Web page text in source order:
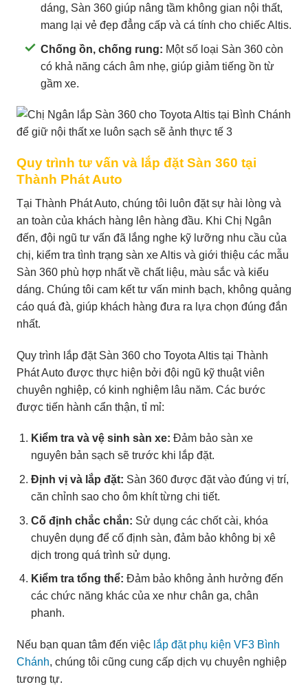
dáng, Sàn 360 giúp nâng tầm không gian nội thất,
mang lại vẻ đẹp đẳng cấp và cá tính cho chiếc Altis.
Chống ồn, chống rung: Một số loại Sàn 360 còn
có khả năng cách âm nhẹ, giúp giảm tiếng ồn từ
gầm xe.
Quy trình tư vấn và lắp đặt Sàn 360 tại
Thành Phát Auto
Tại Thành Phát Auto, chúng tôi luôn đặt sự hài lòng và
an toàn của khách hàng lên hàng đầu. Khi Chị Ngân
đến, đội ngũ tư vấn đã lắng nghe kỹ lưỡng nhu cầu của
chị, kiểm tra tình trạng sàn xe Altis và giới thiệu các mẫu
Sàn 360 phù hợp nhất về chất liệu, màu sắc và kiểu
dáng. Chúng tôi cam kết tư vấn minh bạch, không quảng
cáo quá đà, giúp khách hàng đưa ra lựa chọn đúng đắn
nhất.
Quy trình lắp đặt Sàn 360 cho Toyota Altis tại Thành
Phát Auto được thực hiện bởi đội ngũ kỹ thuật viên
chuyên nghiệp, có kinh nghiệm lâu năm. Các bước
được tiến hành cẩn thận, tỉ mỉ:
Kiểm tra và vệ sinh sàn xe: Đảm bảo sàn xe
nguyên bản sạch sẽ trước khi lắp đặt.
Định vị và lắp đặt: Sàn 360 được đặt vào đúng vị trí,
căn chỉnh sao cho ôm khít từng chi tiết.
Cố định chắc chắn: Sử dụng các chốt cài, khóa
chuyên dụng để cố định sàn, đảm bảo không bị xê
dịch trong quá trình sử dụng.
Kiểm tra tổng thể: Đảm bảo không ảnh hưởng đến
các chức năng khác của xe như chân ga, chân
phanh.
Nếu bạn quan tâm đến việc lắp đặt phụ kiện VF3 Bình
Chánh, chúng tôi cũng cung cấp dịch vụ chuyên nghiệp
tương tự.